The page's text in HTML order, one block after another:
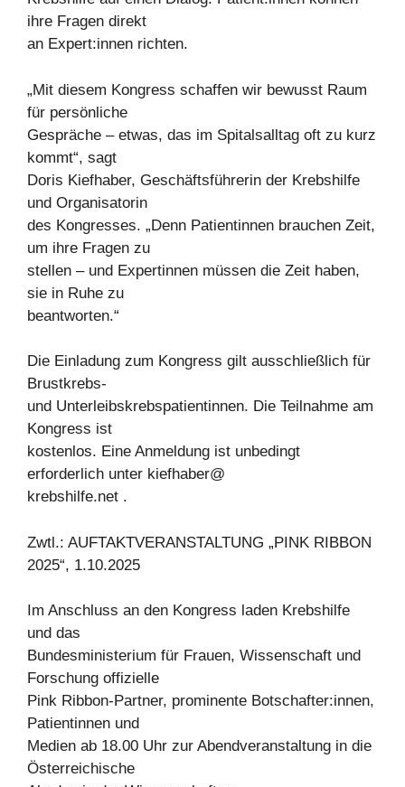
ihre Fragen direkt
an Expert:innen richten.
„Mit diesem Kongress schaffen wir bewusst Raum
für persönliche
Gespräche – etwas, das im Spitalsalltag oft zu kurz
kommt“, sagt
Doris Kiefhaber, Geschäftsführerin der Krebshilfe
und Organisatorin
des Kongresses. „Denn Patientinnen brauchen Zeit,
um ihre Fragen zu
stellen – und Expertinnen müssen die Zeit haben,
sie in Ruhe zu
beantworten.“
Die Einladung zum Kongress gilt ausschließlich für
Brustkrebs-
und Unterleibskrebspatientinnen. Die Teilnahme am
Kongress ist
kostenlos. Eine Anmeldung ist unbedingt
erforderlich unter kiefhaber@
krebshilfe.net .
Zwtl.: AUFTAKTVERANSTALTUNG „PINK RIBBON
2025“, 1.10.2025
Im Anschluss an den Kongress laden Krebshilfe
und das
Bundesministerium für Frauen, Wissenschaft und
Forschung offizielle
Pink Ribbon-Partner, prominente Botschafter:innen,
Patientinnen und
Medien ab 18.00 Uhr zur Abendveranstaltung in die
Österreichische